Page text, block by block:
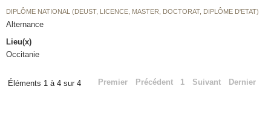
DIPLÔME NATIONAL (DEUST, LICENCE, MASTER, DOCTORAT, DIPLÔME D'ETAT)
Alternance
Lieu(x)
Occitanie
Éléments 1 à 4 sur 4 Premier Précédent 1 Suivant Dernier